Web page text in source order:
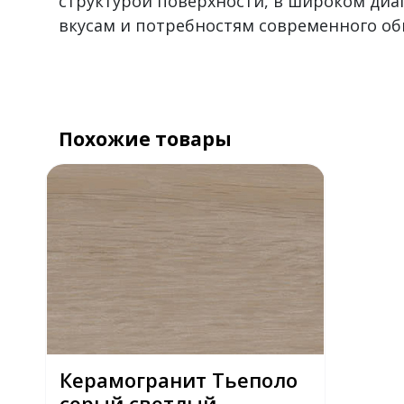
вкусам и потребностям современного
Похожие товары
Керамогранит Тьеполо